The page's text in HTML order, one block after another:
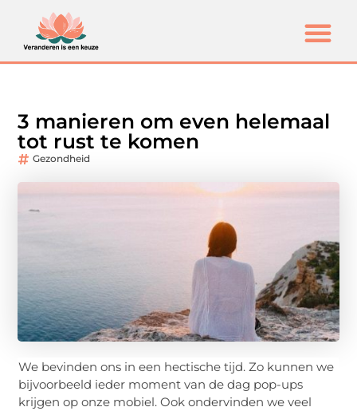
3 manieren om even helemaal
tot rust te komen
Gezondheid
We bevinden ons in een hectische tijd. Zo kunnen we
bijvoorbeeld ieder moment van de dag pop-ups
krijgen op onze mobiel. Ook ondervinden we veel